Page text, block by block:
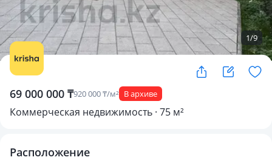
1/9
69 000 000 ₸920 000 ₸/м² В архиве
Коммерческая недвижимость · 75 м²
Расположение